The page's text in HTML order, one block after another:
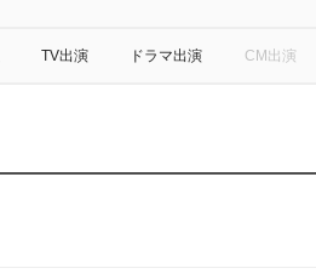
TV出演 ドラマ出演 CM出演